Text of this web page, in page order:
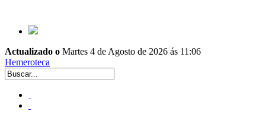
Actualizado o Martes 4 de Agosto de 2026 ás 11:06
Hemeroteca